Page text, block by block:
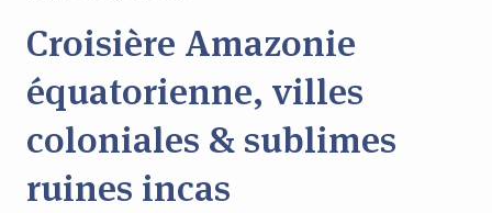
Croisière Amazonie
équatorienne, villes
coloniales & sublimes
ruines incas